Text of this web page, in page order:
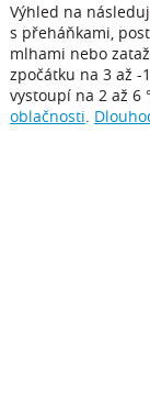
Výhled na
s přeháňkami,
mlhami nebo
zpočátku na 3 až -
vystoupí na 2 až 6
oblačnosti.